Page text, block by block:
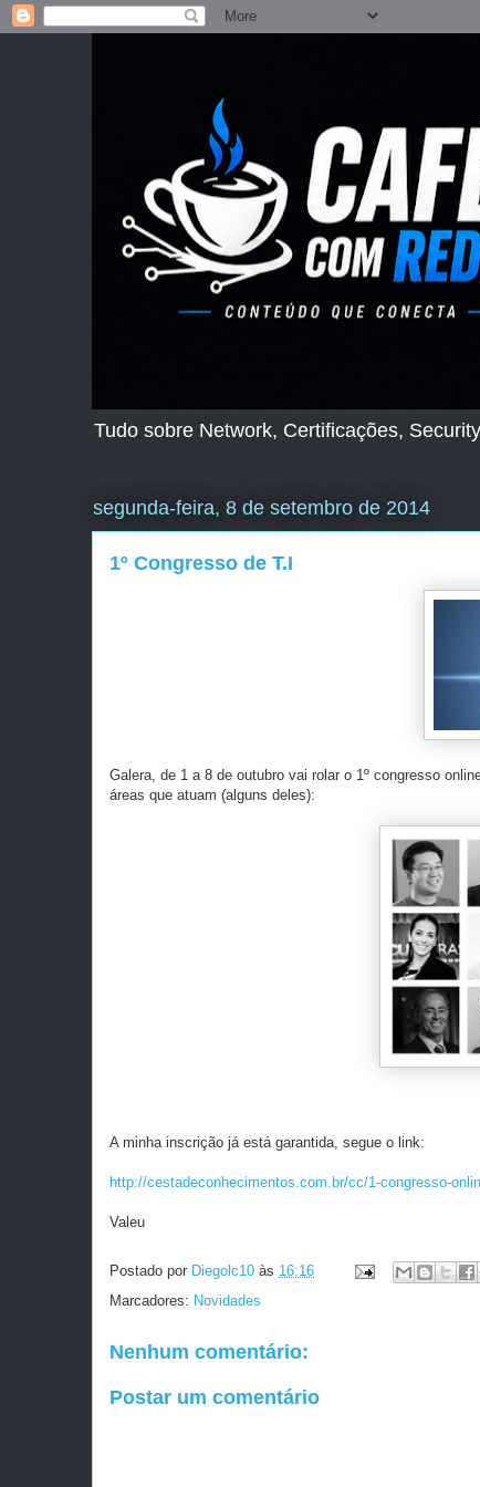
Tudo sobre Network, Certificações,
segunda-feira, 8 de setembro de 2014
1º Congresso de T.I
Galera, de 1 a 8 de outubro vai rolar o 1º congresso
áreas que atuam (alguns deles):
A minha inscrição já está garantida, segue o link:
http://cestadeconhecimentos.com.br/cc/1-congresso-
Valeu
Postado por Diegolc10 às 16:16
Marcadores: Novidades
Nenhum comentário:
Postar um comentário